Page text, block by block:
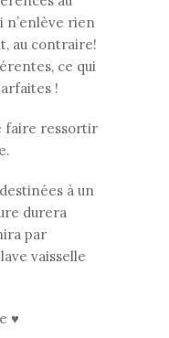
n’enlève rien
au contraire!
ce qui
!
faire ressortir
à un
durera
par
vaisselle
♥